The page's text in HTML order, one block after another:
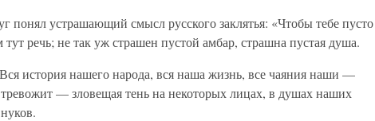
понял устрашающий смысл русского заклятья: «Чтобы тебе пусто
речь; не так уж страшен пустой амбар, страшна пустая душа.
история нашего народа, вся наша жизнь, все чаяния наши —
— зловещая тень на некоторых лицах, в душах наших